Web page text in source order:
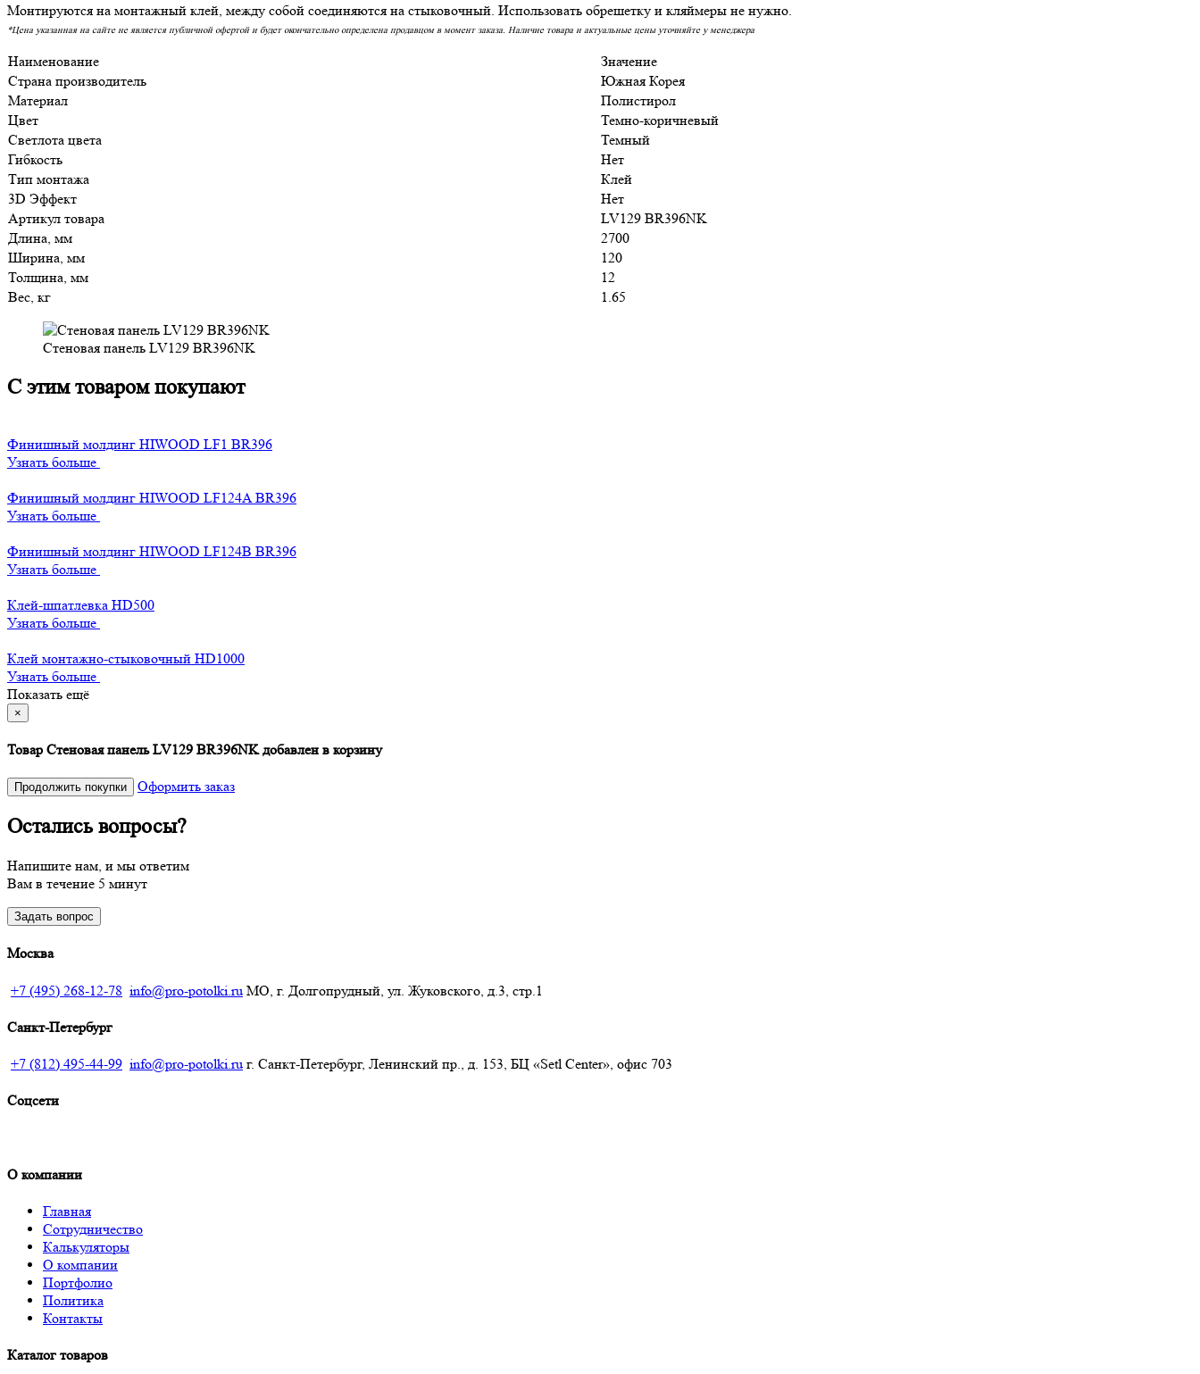
Монтируются на монтажный клей, между собой соединяются на стыковочный. Использовать обрешетку и кляймеры не нужно.
*Цена указанная на сайте не является публичной офертой и будет окончательно определена продавцом в момент заказа. Наличие товара и актуальные цены уточняйте у менеджера
Наименование
Значение
Страна производитель
Южная Корея
Материал
Полистирол
Цвет
Темно-коричневый
Светлота цвета
Темный
Гибкость
Нет
Тип монтажа
Клей
3D Эффект
Нет
Артикул товара
LV129 BR396NK
Длина, мм
2700
Ширина, мм
120
Толщина, мм
12
Вес, кг
1.65
Стеновая панель LV129 BR396NK
С этим товаром покупают
Финишный молдинг HIWOOD LF1 BR396
Узнать больше
Финишный молдинг HIWOOD LF124A BR396
Узнать больше
Финишный молдинг HIWOOD LF124B BR396
Узнать больше
Клей-шпатлевка HD500
Узнать больше
Клей монтажно-стыковочный HD1000
Узнать больше
Показать ещё
×
Товар Стеновая панель LV129 BR396NK добавлен в корзину
Продолжить покупки Оформить заказ
Остались вопросы?
Напишите нам, и мы ответим
Вам в течение 5 минут
Задать вопрос
Москва
+7 (495) 268-12-78 info@pro-potolki.ru МО, г. Долгопрудный, ул. Жуковского, д.3, стр.1
Санкт-Петербург
+7 (812) 495-44-99 info@pro-potolki.ru г. Санкт-Петербург, Ленинский пр., д. 153, БЦ «Setl Center», офис 703
Соцсети
О компании
Главная
Сотрудничество
Калькуляторы
О компании
Портфолио
Политика
Контакты
Каталог товаров